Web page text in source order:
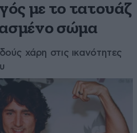
με το τατουάζ
σώμα
χάρη στις ικανότητες